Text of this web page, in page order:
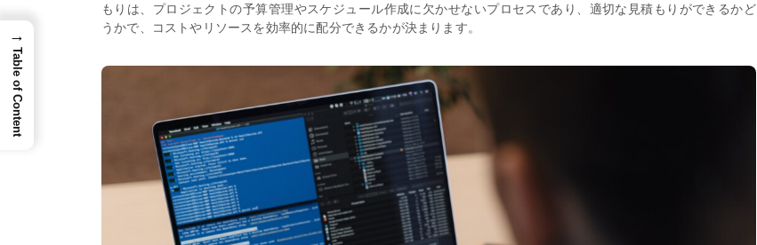
もりは、プロジェクトの予算管理やスケジュール作成に欠かせないプロセスであり、適切な見積もりができるかど
うかで、コストやリソースを効率的に配分できるかが決まります。
→
Table of Content